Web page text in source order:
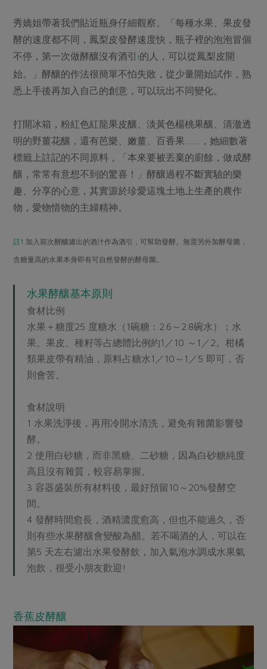
居家好物
美妝保養 個人清潔
家庭清潔 織品
日用品 圖書禮品
最新產品
優惠專區
素食專區
飲品
主題食譜
異國料理
養身食補
高麗菜海鮮煎餅
2024農業發展計畫年度報告
更多議題活動
食農教育
更多議題
生活者e週報
綠主張月刊
典藏閱覽室
合作社法規
社務專區
選舉專區
媒體報導
下載專區
活動報下載
秀嬌姐帶著我們貼近瓶身仔細觀察。「每種水果、果皮發
酵的速度都不同，鳳梨皮發酵速度快，瓶子裡的泡泡冒個
不停，第一次做酵釀沒有酒引
1的人，可以從鳳梨皮開
始。」酵釀的作法很簡單不怕失敗，從少量開始試作，熟
悉上手後再加入自己的創意，可以玩出不同變化。
打開冰箱，粉紅色紅龍果皮釀、淡黃色楊桃果釀、清澈透
明的野薑花釀，還有芭樂、嫩薑、百香果……，她細數著
標籤上註記的不同原料，「本來要被丟棄的廚餘，做成酵
釀，常常有意想不到的驚喜！」酵釀過程不斷實驗的樂
趣、分享的心意，其實源於珍愛這塊土地上生產的農作
物，愛物惜物的主婦精神。
註1 加入前次酵釀濾出的酒汁作為酒引，可幫助發酵。無需另外加酵母菌，
含糖量高的水果本身即有可自然發酵的酵母菌。
水果酵釀基本原則
食材比例
水果＋糖度25 度糖水（1碗糖：2.6～2.8碗水）；水
果、果皮、種籽等占總體比例約1／10 ～1／2。柑橘
類果皮帶有精油，原料占糖水1／10～1／5 即可，否
則會苦。
食材說明
1 水果洗淨後，再用冷開水清洗，避免有雜菌影響發
酵。
2 使用白砂糖，而非黑糖、二砂糖，因為白砂糖純度
高且沒有雜質，較容易掌握。
3 容器盛裝所有材料後，最好預留10～20%發酵空
間。
4 發酵時間愈長，酒精濃度愈高，但也不能過久，否
則有些水果酵釀會變酸為醋。若不喝酒的人，可以在
第5 天左右濾出水果發酵飲，加入氣泡水調成水果氣
泡飲，很受小朋友歡迎!
香蕉皮酵釀